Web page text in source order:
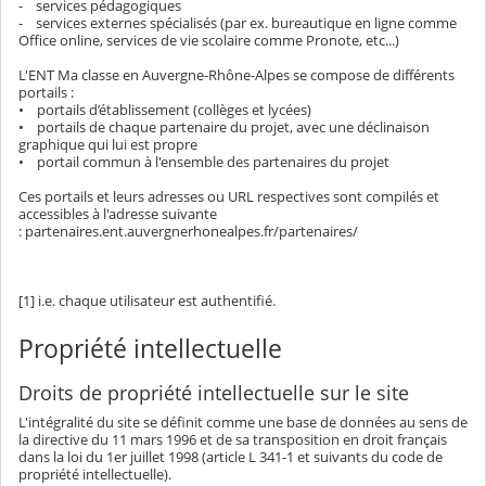
- services pédagogiques
- services externes spécialisés (par ex. bureautique en ligne comme
Office online, services de vie scolaire comme Pronote, etc...)
L'ENT Ma classe en Auvergne-Rhône-Alpes se compose de différents
portails :
• portails d’établissement (collèges et lycées)
• portails de chaque partenaire du projet, avec une déclinaison
graphique qui lui est propre
• portail commun à l'ensemble des partenaires du projet
Ces portails et leurs adresses ou URL respectives sont compilés et
accessibles à l'adresse suivante
: partenaires.ent.auvergnerhonealpes.fr/partenaires/
[1] i.e. chaque utilisateur est authentifié.
Propriété intellectuelle
Droits de propriété intellectuelle sur le site
L'intégralité du site se définit comme une base de données au sens de
la directive du 11 mars 1996 et de sa transposition en droit français
dans la loi du 1er juillet 1998 (article L 341-1 et suivants du code de
propriété intellectuelle).